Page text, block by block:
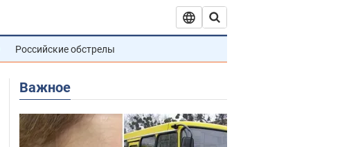
Российские обстрелы
Важное